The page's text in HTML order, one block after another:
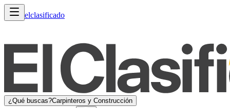
elclasificado
¿Qué buscas?Carpinteros y Construcción